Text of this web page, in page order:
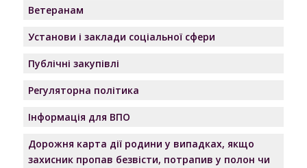
Ветеранам
Установи і заклади соціальної сфери
Публічні закупівлі
Регуляторна політика
Інформація для ВПО
Дорожня карта дії родини у випадках, якщо
захисник пропав безвісти, потрапив у полон чи